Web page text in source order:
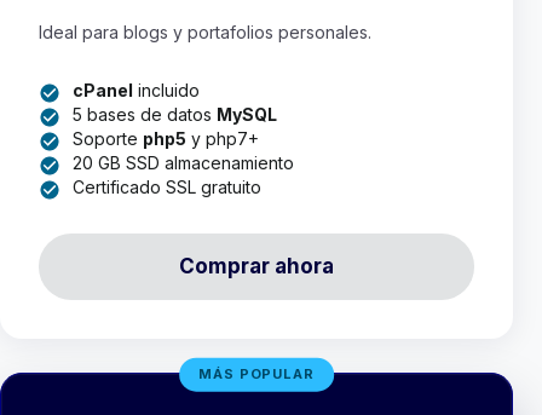
Ideal para blogs y portafolios personales.
cPanel incluido
5 bases de datos MySQL
Soporte php5 y php7+
20 GB SSD almacenamiento
Certificado SSL gratuito
Comprar ahora
MÁS POPULAR